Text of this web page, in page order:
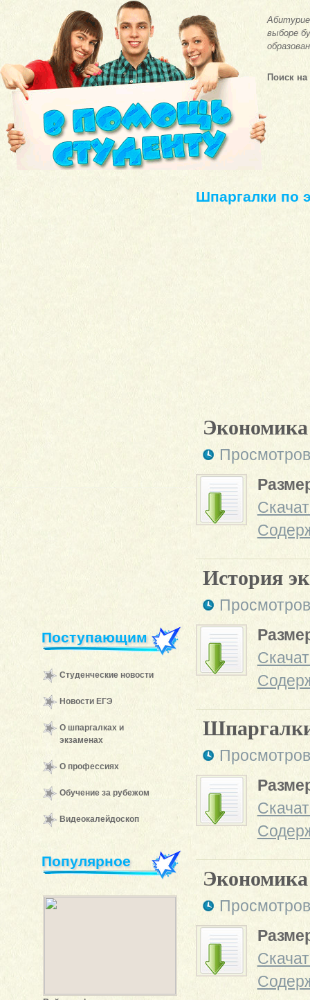
выборе
Поиск на
Поступающим
Студенческие новости
Новости ЕГЭ
О шпаргалках и
экзаменах
О профессиях
Обучение за рубежом
Видеокалейдоскоп
Популярное
Шпаргалки по
История